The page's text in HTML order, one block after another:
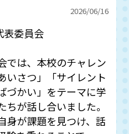
2026/06/16
委員会
では、本校のチャレン
いさつ」「サイレント
づかい」をテーマに学
が話し合いました。
身が課題を見つけ、話